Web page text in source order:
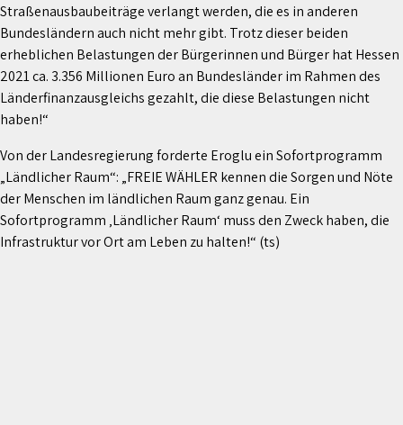
Straßenausbaubeiträge verlangt werden, die es in anderen
Bundesländern auch nicht mehr gibt. Trotz dieser beiden
erheblichen Belastungen der Bürgerinnen und Bürger hat Hessen
2021 ca. 3.356 Millionen Euro an Bundesländer im Rahmen des
Länderfinanzausgleichs gezahlt, die diese Belastungen nicht
haben!“
Von der Landesregierung forderte Eroglu ein Sofortprogramm
„Ländlicher Raum“: „FREIE WÄHLER kennen die Sorgen und Nöte
der Menschen im ländlichen Raum ganz genau. Ein
Sofortprogramm ‚Ländlicher Raum‘ muss den Zweck haben, die
Infrastruktur vor Ort am Leben zu halten!“ (ts)